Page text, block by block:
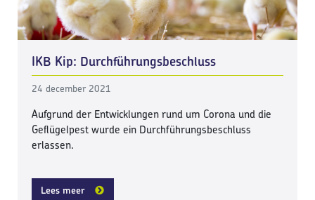
IKB Kip: Durchführungsbeschluss
24 december 2021
Aufgrund der Entwicklungen rund um Corona und die
Geflügelpest wurde ein Durchführungsbeschluss
erlassen.
Lees meer